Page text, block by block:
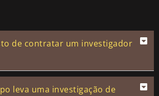
de contratar um investigador
leva uma investigação de